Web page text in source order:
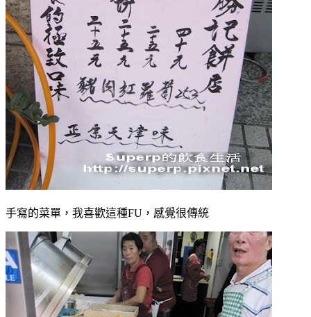
手寫的菜單，我喜歡這種FU，感覺很傳統